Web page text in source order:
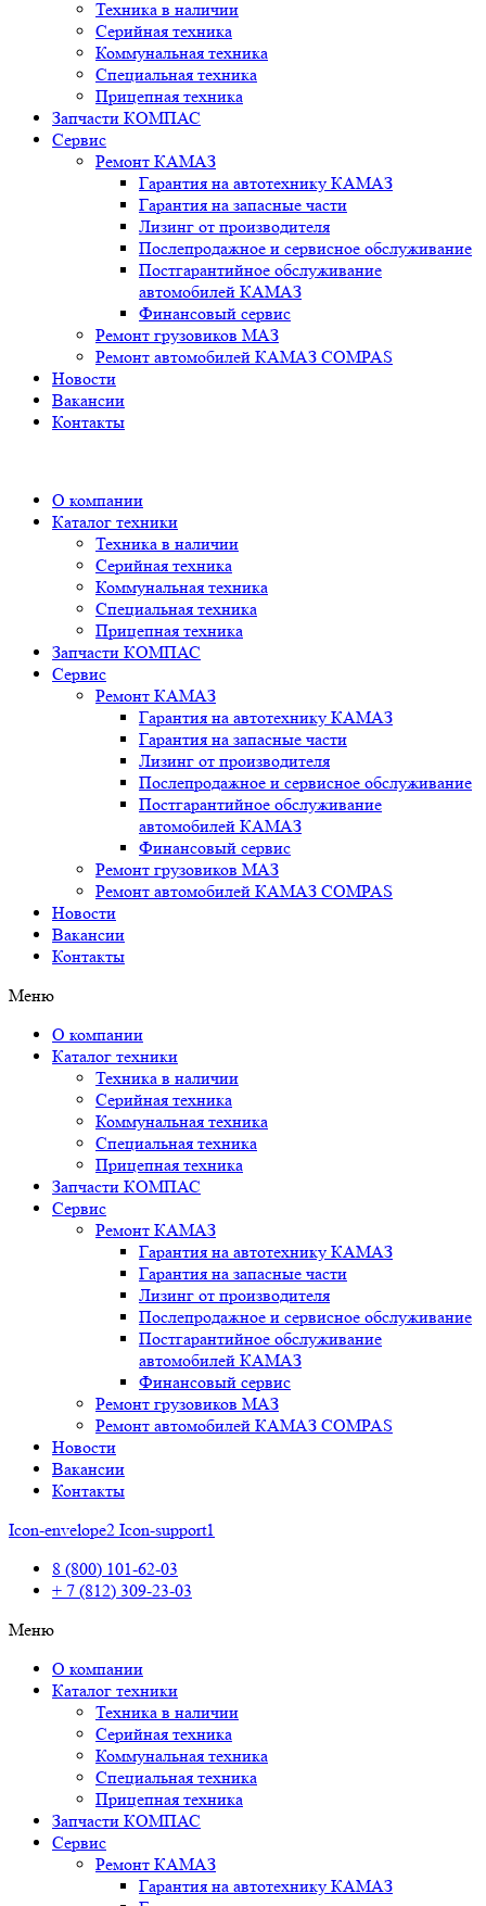
Техника в наличии
Серийная техника
Коммунальная техника
Специальная техника
Прицепная техника
Запчасти КОМПАС
Сервис
Ремонт КАМАЗ
Гарантия на автотехнику КАМАЗ
Гарантия на запасные части
Лизинг от производителя
Послепродажное и сервисное обслуживание
Постгарантийное обслуживание
автомобилей КАМАЗ
Финансовый сервис
Ремонт грузовиков МАЗ
Ремонт автомобилей КАМАЗ COMPAS
Новости
Вакансии
Контакты
О компании
Каталог техники
Техника в наличии
Серийная техника
Коммунальная техника
Специальная техника
Прицепная техника
Запчасти КОМПАС
Сервис
Ремонт КАМАЗ
Гарантия на автотехнику КАМАЗ
Гарантия на запасные части
Лизинг от производителя
Послепродажное и сервисное обслуживание
Постгарантийное обслуживание
автомобилей КАМАЗ
Финансовый сервис
Ремонт грузовиков МАЗ
Ремонт автомобилей КАМАЗ COMPAS
Новости
Вакансии
Контакты
Меню
О компании
Каталог техники
Техника в наличии
Серийная техника
Коммунальная техника
Специальная техника
Прицепная техника
Запчасти КОМПАС
Сервис
Ремонт КАМАЗ
Гарантия на автотехнику КАМАЗ
Гарантия на запасные части
Лизинг от производителя
Послепродажное и сервисное обслуживание
Постгарантийное обслуживание
автомобилей КАМАЗ
Финансовый сервис
Ремонт грузовиков МАЗ
Ремонт автомобилей КАМАЗ COMPAS
Новости
Вакансии
Контакты
Icon-envelope2 Icon-support1
8 (800) 101-62-03
+ 7 (812) 309-23-03
Меню
О компании
Каталог техники
Техника в наличии
Серийная техника
Коммунальная техника
Специальная техника
Прицепная техника
Запчасти КОМПАС
Сервис
Ремонт КАМАЗ
Гарантия на автотехнику КАМАЗ